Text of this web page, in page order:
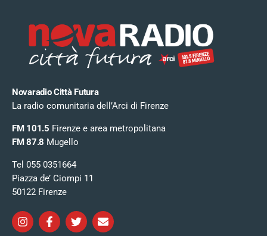
Novaradio Città Futura
La radio comunitaria dell’Arci di Firenze
FM 101.5 Firenze e area metropolitana
FM 87.8 Mugello
Tel 055 0351664
Piazza de’ Ciompi 11
50122 Firenze